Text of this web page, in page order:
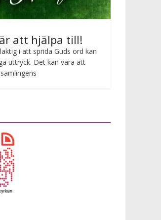
Maria van Zijl
10:00 - 2026-07-12 11:00
predikar.
Almback.
att hjälpa till!
i att sprida Guds ord kan
uttryck. Det kan vara att